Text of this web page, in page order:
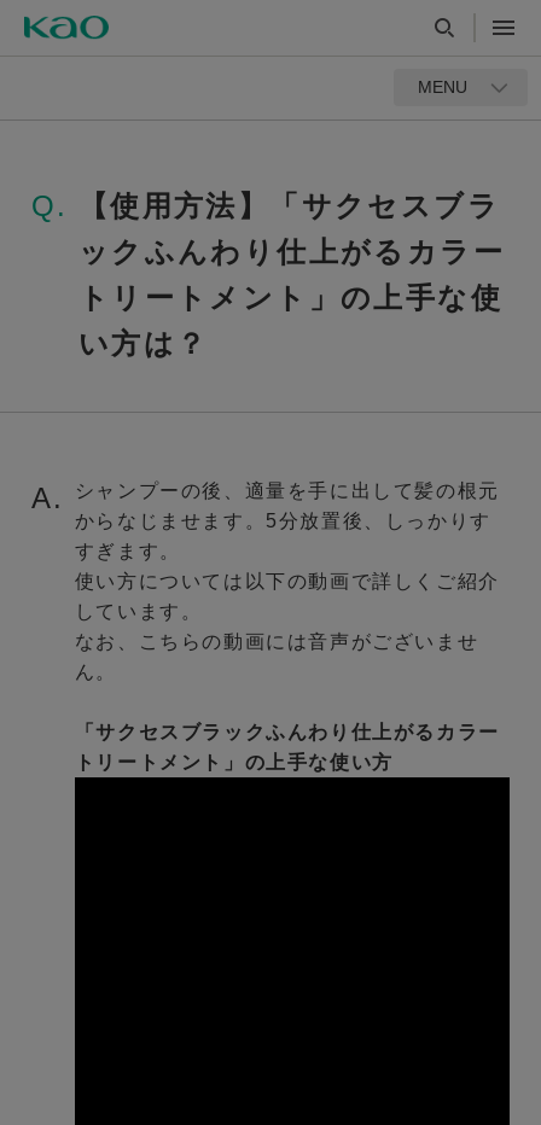
MENU
Q.
【使用方法】「サクセスブラ
ックふんわり仕上がるカラー
トリートメント」の上手な使
い方は？
A.
シャンプーの後、適量を手に出して髪の根元
からなじませます。5分放置後、しっかりす
すぎます。
使い方については以下の動画で詳しくご紹介
しています。
なお、こちらの動画には音声がございませ
ん。
「サクセスブラックふんわり仕上がるカラー
トリートメント」の上手な使い方